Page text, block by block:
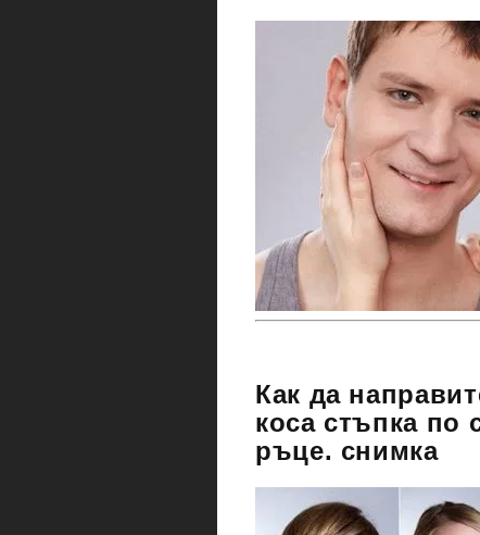
Как да
коса стъпка по
ръце. снимка